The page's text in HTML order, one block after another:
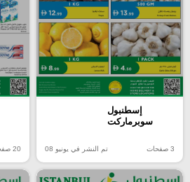
إسطنبول
سوبرماركت
3 صفحات تم النشر في يونيو 08 20 صفحات